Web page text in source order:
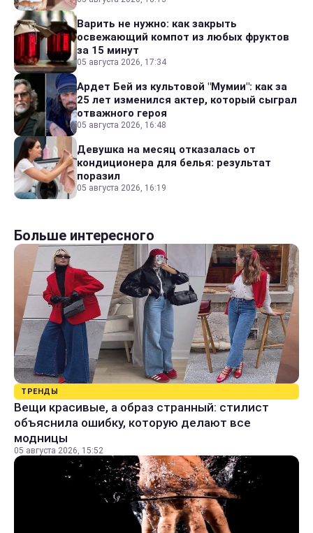
Варить не нужно: как закрыть
освежающий компот из любых фруктов
за 15 минут
05 августа 2026, 17:34
Ардет Бей из культовой "Мумии": как за
25 лет изменился актер, который сыграл
отважного героя
05 августа 2026, 16:48
Девушка на месяц отказалась от
кондиционера для белья: результат
поразил
05 августа 2026, 16:19
Больше интересного
ТРЕНДЫ
Вещи красивые, а образ странный: стилист
объяснила ошибку, которую делают все
модницы
05 августа 2026, 15:52